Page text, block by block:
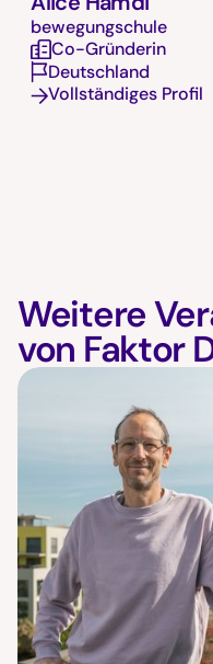
bewegungschule
Co-Gründerin
Deutschland
Vollständiges Profil
Weitere
von Faktor